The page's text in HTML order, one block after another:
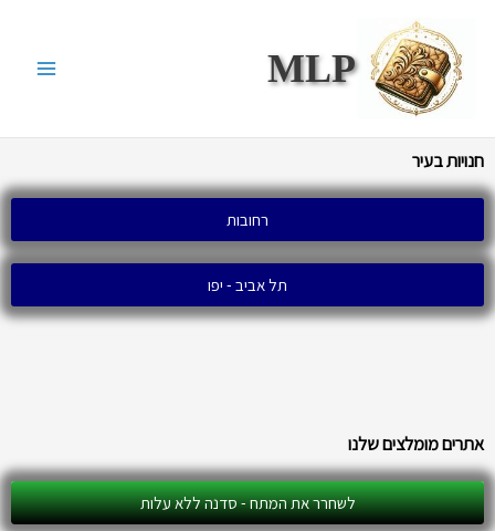
לתוכן
MLP
חנויות בעיר
רחובות
תל אביב - יפו
אתרים מומלצים שלנו
לשחרר את המתח - סדנה ללא עלות